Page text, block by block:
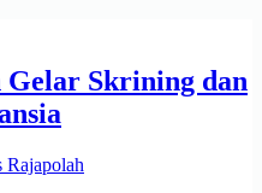
Gelar Skrining dan